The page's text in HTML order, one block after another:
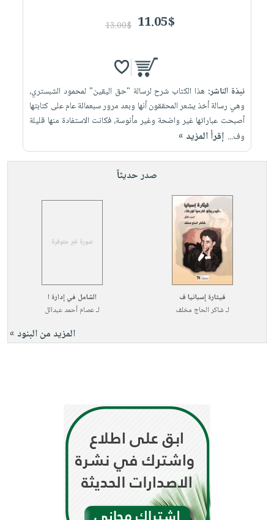
11.05$
13.00$
نبذة الناشر: هذا الكتاب شرح لرسالة "حق اليقين" لمحمود الشبستري،
وهي رسالة أخذ يشعر المحققون أنها وبعد مرور سبعمائة عام على كتابتها
أصبحت عباراتها غير واضحة وغير مأنوسة، فكانت الاستفادة منها قليلة
وف... إقرأ المزيد »
صدر حديثاً
قيثارة إسبانيا ف
لـشاكر الحاج مخلف
الشامل في إدارة ا
لـعصام أحمد عبدالل
المزيد من البنود »